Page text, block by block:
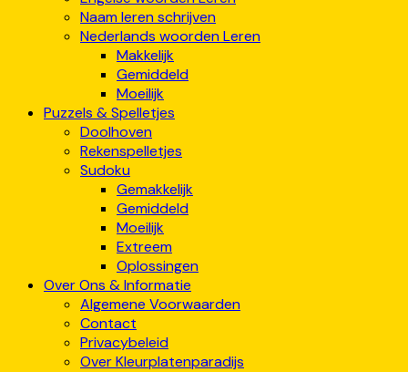
Naam leren schrijven
Nederlands woorden Leren
Makkelijk
Gemiddeld
Moeilijk
Puzzels & Spelletjes
Doolhoven
Rekenspelletjes
Sudoku
Gemakkelijk
Gemiddeld
Moeilijk
Extreem
Oplossingen
Over Ons & Informatie
Algemene Voorwaarden
Contact
Privacybeleid
Over Kleurplatenparadijs